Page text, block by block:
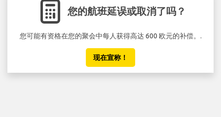
您的航班延误或取消了吗？
您可能有资格在您的聚会中每人获得高达 600 欧元的补偿。.
现在宣称！